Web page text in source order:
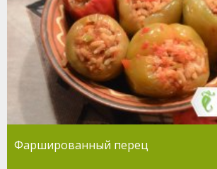
Фаршированный перец